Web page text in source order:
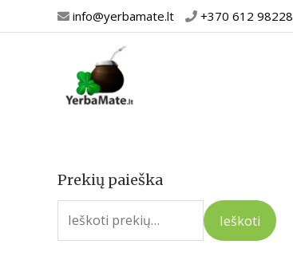
prie
info@yerbamate.lt +370 612 98228
Prekių paieška
I
e
Ieškoti